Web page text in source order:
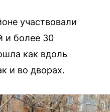
участвовали
и более 30
как вдоль
и во дворах.